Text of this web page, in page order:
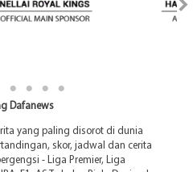
Dafanews
yang paling disorot di dunia
skor, jadwal dan cerita
- Liga Premier, Liga